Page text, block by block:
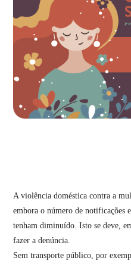
A violência doméstica contra a
embora o número de notificações
tenham diminuído. Isto se deve,
fazer a denúncia.
Sem transporte público, por